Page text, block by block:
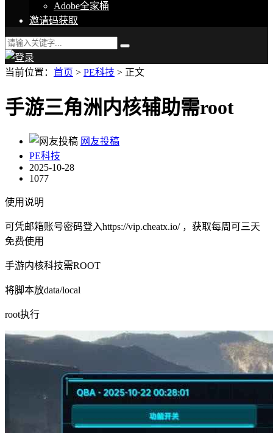
Adobe全家桶
邀请码获取
当前位置： 首页 > PE科技 > 正文
手游三角洲内核辅助需root
网友投稿
PE科技
2025-10-28
1077
使用说明
可凭邮箱账号密码登入https://vip.cheatx.io/ ，获取每周可三天
免费使用
手游内核科技需ROOT
将脚本放data/local
root执行